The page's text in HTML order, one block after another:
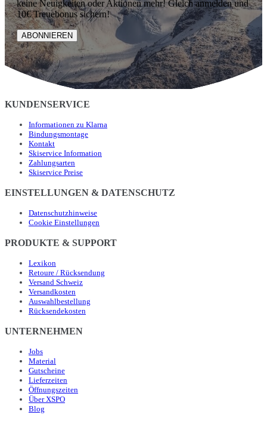
keine Neuigkeiten oder Aktionen mehr! Gleich anmelden und
10€ Treuebonus sichern!
ABONNIEREN
KUNDENSERVICE
Informationen zu Klarna
Bindungsmontage
Kontakt
Skiservice Information
Zahlungsarten
Skiservice Preise
EINSTELLUNGEN & DATENSCHUTZ
Datenschutzhinweise
Cookie Einstellungen
PRODUKTE & SUPPORT
Lexikon
Retoure / Rücksendung
Versand Schweiz
Versandkosten
Auswahlbestellung
Rücksendekosten
UNTERNEHMEN
Jobs
Material
Gutscheine
Lieferzeiten
Öffnungszeiten
Über XSPO
Blog